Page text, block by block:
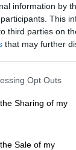
information by
This
third parties on
that may further
Opt Outs
Sharing of my
Sale of my
Powiedz nam
przedstawi